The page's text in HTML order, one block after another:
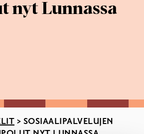
nyt Lunnassa
> SOSIAALIPALVELUJEN